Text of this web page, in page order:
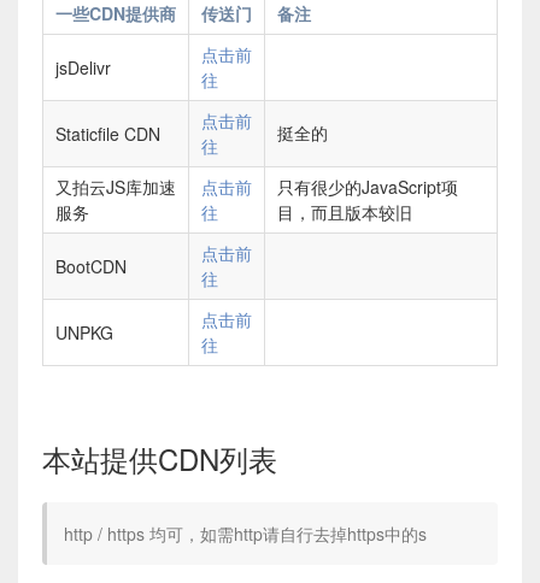
一些CDN提供商 传送门 备注
jsDelivr
点击前
往
Staticfile CDN
点击前
往
挺全的
又拍云JS库加速
服务
点击前
往
只有很少的JavaScript项
目，而且版本较旧
BootCDN
点击前
往
UNPKG
点击前
往
本站提供CDN列表
http / https 均可，如需http请自行去掉https中的s